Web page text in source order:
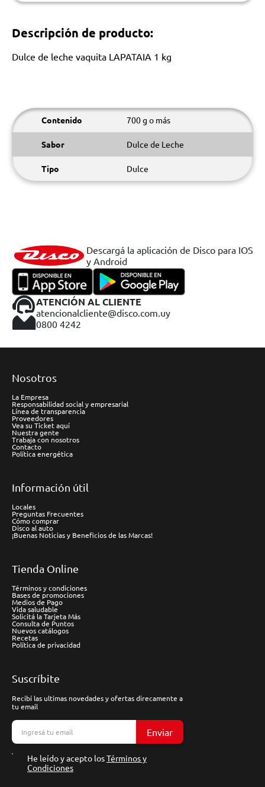
Descripción de producto:
Dulce de leche vaquita LAPATAIA 1 kg
Contenido 700 g o más
Sabor Dulce de Leche
Tipo Dulce
Descargá la aplicación de Disco para IOS
y Android
ATENCIÓN AL CLIENTE
atencionalcliente@disco.com.uy
0800 4242
Nosotros
La Empresa
Responsabilidad social y empresarial
Línea de transparencia
Proveedores
Vea su Ticket aquí
Nuestra gente
Trabaja con nosotros
Contacto
Política energética
Información útil
Locales
Preguntas Frecuentes
Cómo comprar
Disco al auto
¡Buenas Noticias y Beneficios de las Marcas!
Tienda Online
Términos y condiciones
Bases de promociones
Medios de Pago
Vida saludable
Solicitá la Tarjeta Más
Consulta de Puntos
Nuevos catálogos
Recetas
Política de privacidad
Suscríbite
Recibí las ultimas novedades y ofertas direcamente a
tu email
Enviar
He leído y acepto losTérminos y
Condiciones